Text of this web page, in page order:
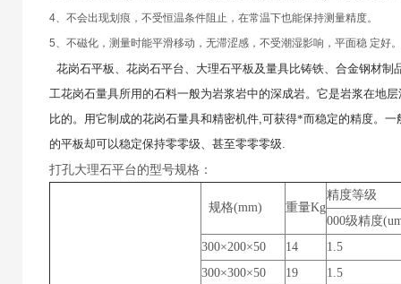
4、不会出现划痕，不受恒温条件阻止，在常温下也能保持测量精度。
5、不磁化，测量时能平滑移动，无滞涩感，不受潮湿影响，平面稳 定好。
花岗石平板、花岗石平台、大理石平板及量具比铸铁、合金钢材
工花岗石量具所用的石料一般为岩浆岩中的深成岩。它是岩浆在地
比的。用它制成的花岗石量具和精密机件,可获得*而稳定的精度。一
的平板却可以稳定保持零零级、甚至零零零级.
打孔大理石平台的型号规格：
规格(mm) 重量Kg
精度等级
000级精度
300×200×50
14
1.5
300×300×50
19
1.5